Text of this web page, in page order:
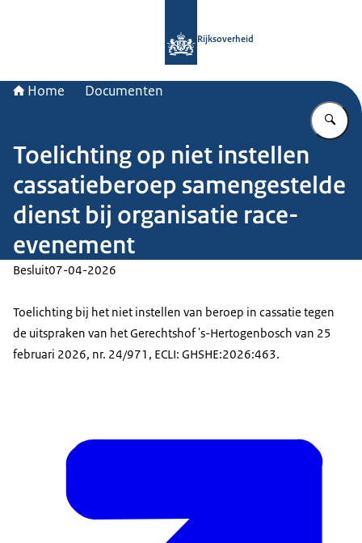
Rijksoverheid
Home Documenten
Toelichting op niet instellen
cassatieberoep samengestelde
dienst bij organisatie race-
evenement
Besluit07-04-2026
Toelichting bij het niet instellen van beroep in cassatie tegen
de uitspraken van het Gerechtshof 's-Hertogenbosch van 25
februari 2026, nr. 24/971, ECLI: GHSHE:2026:463.